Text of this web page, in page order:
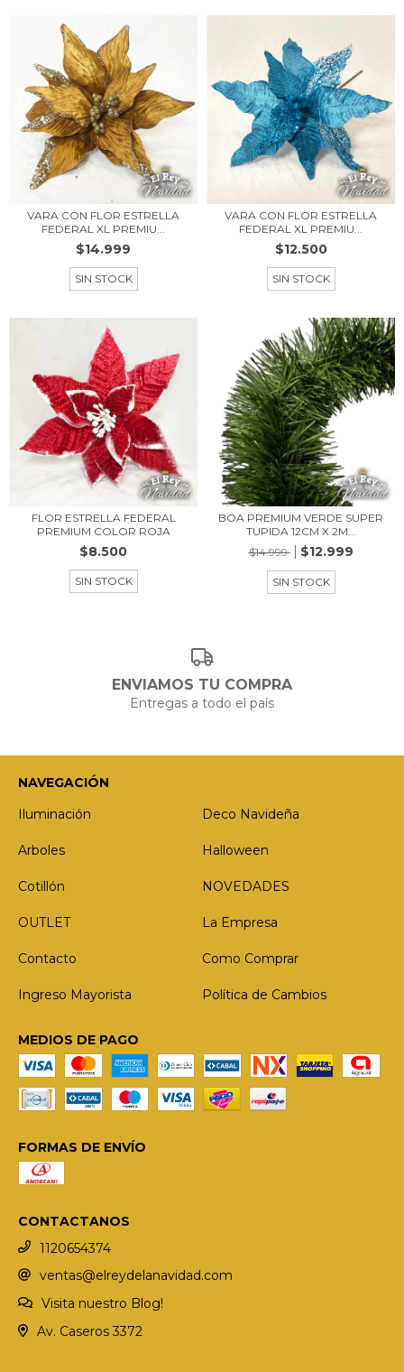
VARA CON FLOR ESTRELLA
FEDERAL XL PREMIU...
$14.999
SIN STOCK
VARA CON FLOR ESTRELLA
FEDERAL XL PREMIU...
$12.500
SIN STOCK
FLOR ESTRELLA FEDERAL
PREMIUM COLOR ROJA
$8.500
SIN STOCK
BOA PREMIUM VERDE SUPER
TUPIDA 12CM X 2M...
$14.999
$12.999
SIN STOCK
ENVIAMOS TU COMPRA
Entregas a todo el país
NAVEGACIÓN
Iluminación
Deco Navideña
Arboles Halloween
Cotillón NOVEDADES
OUTLET La Empresa
Contacto Como Comprar
Ingreso Mayorista Política de Cambios
MEDIOS DE PAGO
FORMAS DE ENVÍO
CONTACTANOS
1120654374
ventas@elreydelanavidad.com
Visita nuestro Blog!
Av. Caseros 3372